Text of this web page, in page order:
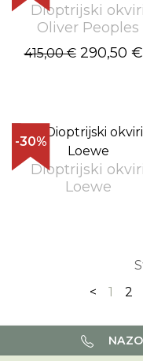
Dioptrijski okviri
Oliver Peoples
415,00 €290,50 €
-30%
Dioptrijski okviri
Loewe
<
1 2